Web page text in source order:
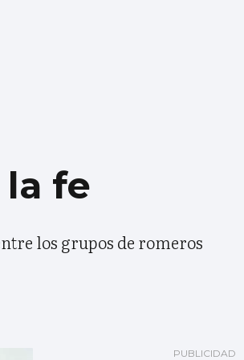
fe
los grupos de romeros